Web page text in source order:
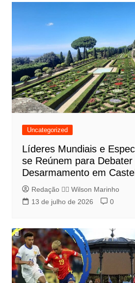
Uncategorized
Líderes Mundiais e
se Reúnem para Debater
Desarmamento em
Redação 👨‍⚖️​ Wilson Marinho
13 de julho de 2026
0